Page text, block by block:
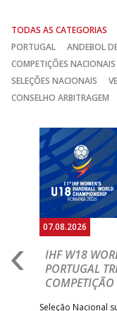
5-SET-2026
9
13
11
142
TODAS AS CATEGORIAS
PORTUGAL
ANDEBOL
COMPETIÇÕES NACIONAIS
SELEÇÕES NACIONAIS
CONSELHO ARBITRAGEM
07.08.2026
IHF W18
PORTUGAL
COMPETIÇÃO
Seleção Nacional
Anterior